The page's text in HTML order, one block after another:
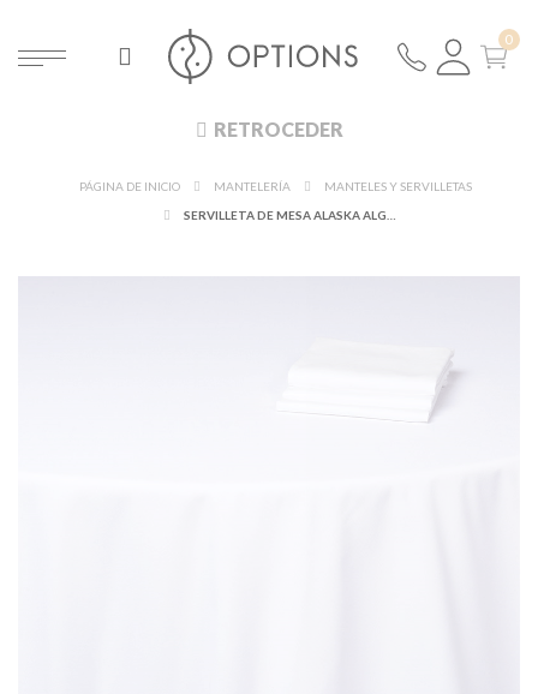
RETROCEDER
PÁGINA DE INICIO MANTELERÍA
MANTELES Y SERVILLETAS